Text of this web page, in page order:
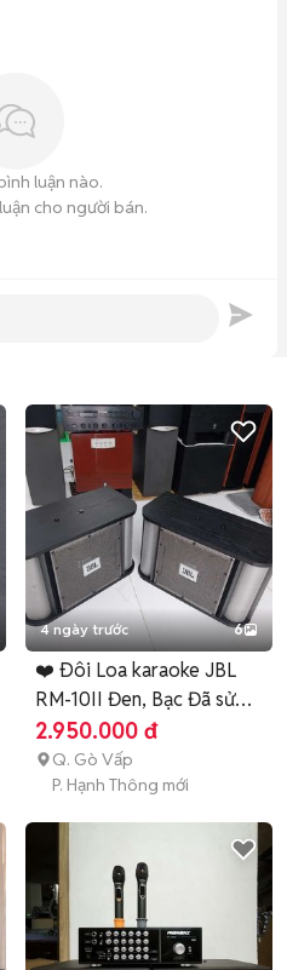
luận nào.
cho người bán.
4 ngày trước 6
❤️ Ðôi Loa karaoke JBL
RM-10II Đen, Bạc Đã sử
dụng
2.950.000 đ
Q. Gò Vấp
P. Hạnh Thông mới